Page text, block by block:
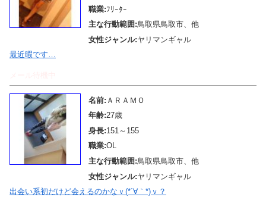
職業:ﾌﾘｰﾀｰ
主な行動範囲:鳥取県鳥取市、他
女性ジャンル:ヤリマンギャル
最近暇です…
名前: ＡＲＡＭＯ
年齢:27歳
身長:151～155
職業:OL
主な行動範囲:鳥取県鳥取市、他
女性ジャンル:ヤリマンギャル
出会い系初だけど会えるのかなｖ(*´∀｀*)ｖ？